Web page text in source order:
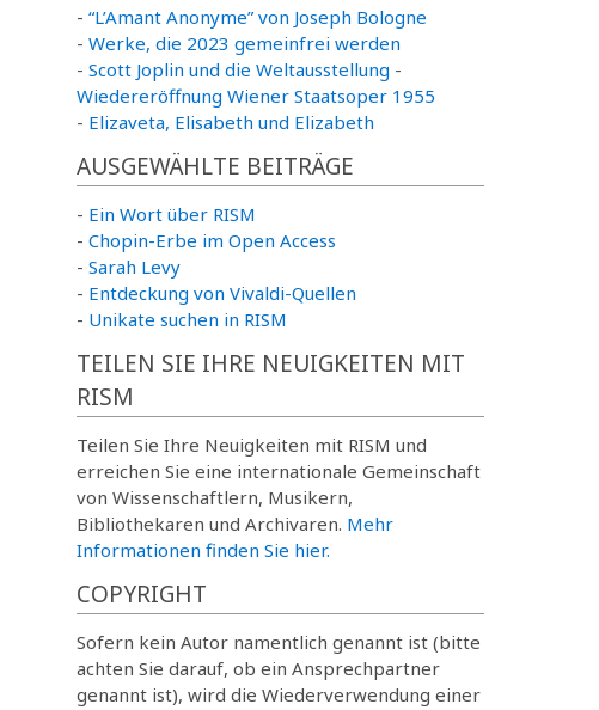
- “L’Amant Anonyme” von Joseph Bologne
- Werke, die 2023 gemeinfrei werden
- Scott Joplin und die Weltausstellung -
Wiedereröffnung Wiener Staatsoper 1955
- Elizaveta, Elisabeth und Elizabeth
AUSGEWÄHLTE BEITRÄGE
- Ein Wort über RISM
- Chopin-Erbe im Open Access
- Sarah Levy
- Entdeckung von Vivaldi-Quellen
- Unikate suchen in RISM
TEILEN SIE IHRE NEUIGKEITEN MIT
RISM
Teilen Sie Ihre Neuigkeiten mit RISM und
erreichen Sie eine internationale Gemeinschaft
von Wissenschaftlern, Musikern,
Bibliothekaren und Archivaren. Mehr
Informationen finden Sie hier.
COPYRIGHT
Sofern kein Autor namentlich genannt ist (bitte
achten Sie darauf, ob ein Ansprechpartner
genannt ist), wird die Wiederverwendung einer